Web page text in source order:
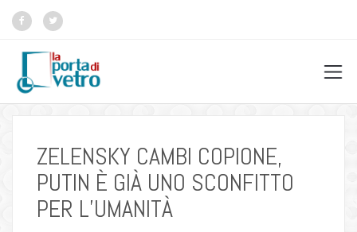
ZELENSKY CAMBI COPIONE,
PUTIN È GIÀ UNO SCONFITTO
PER L’UMANITÀ